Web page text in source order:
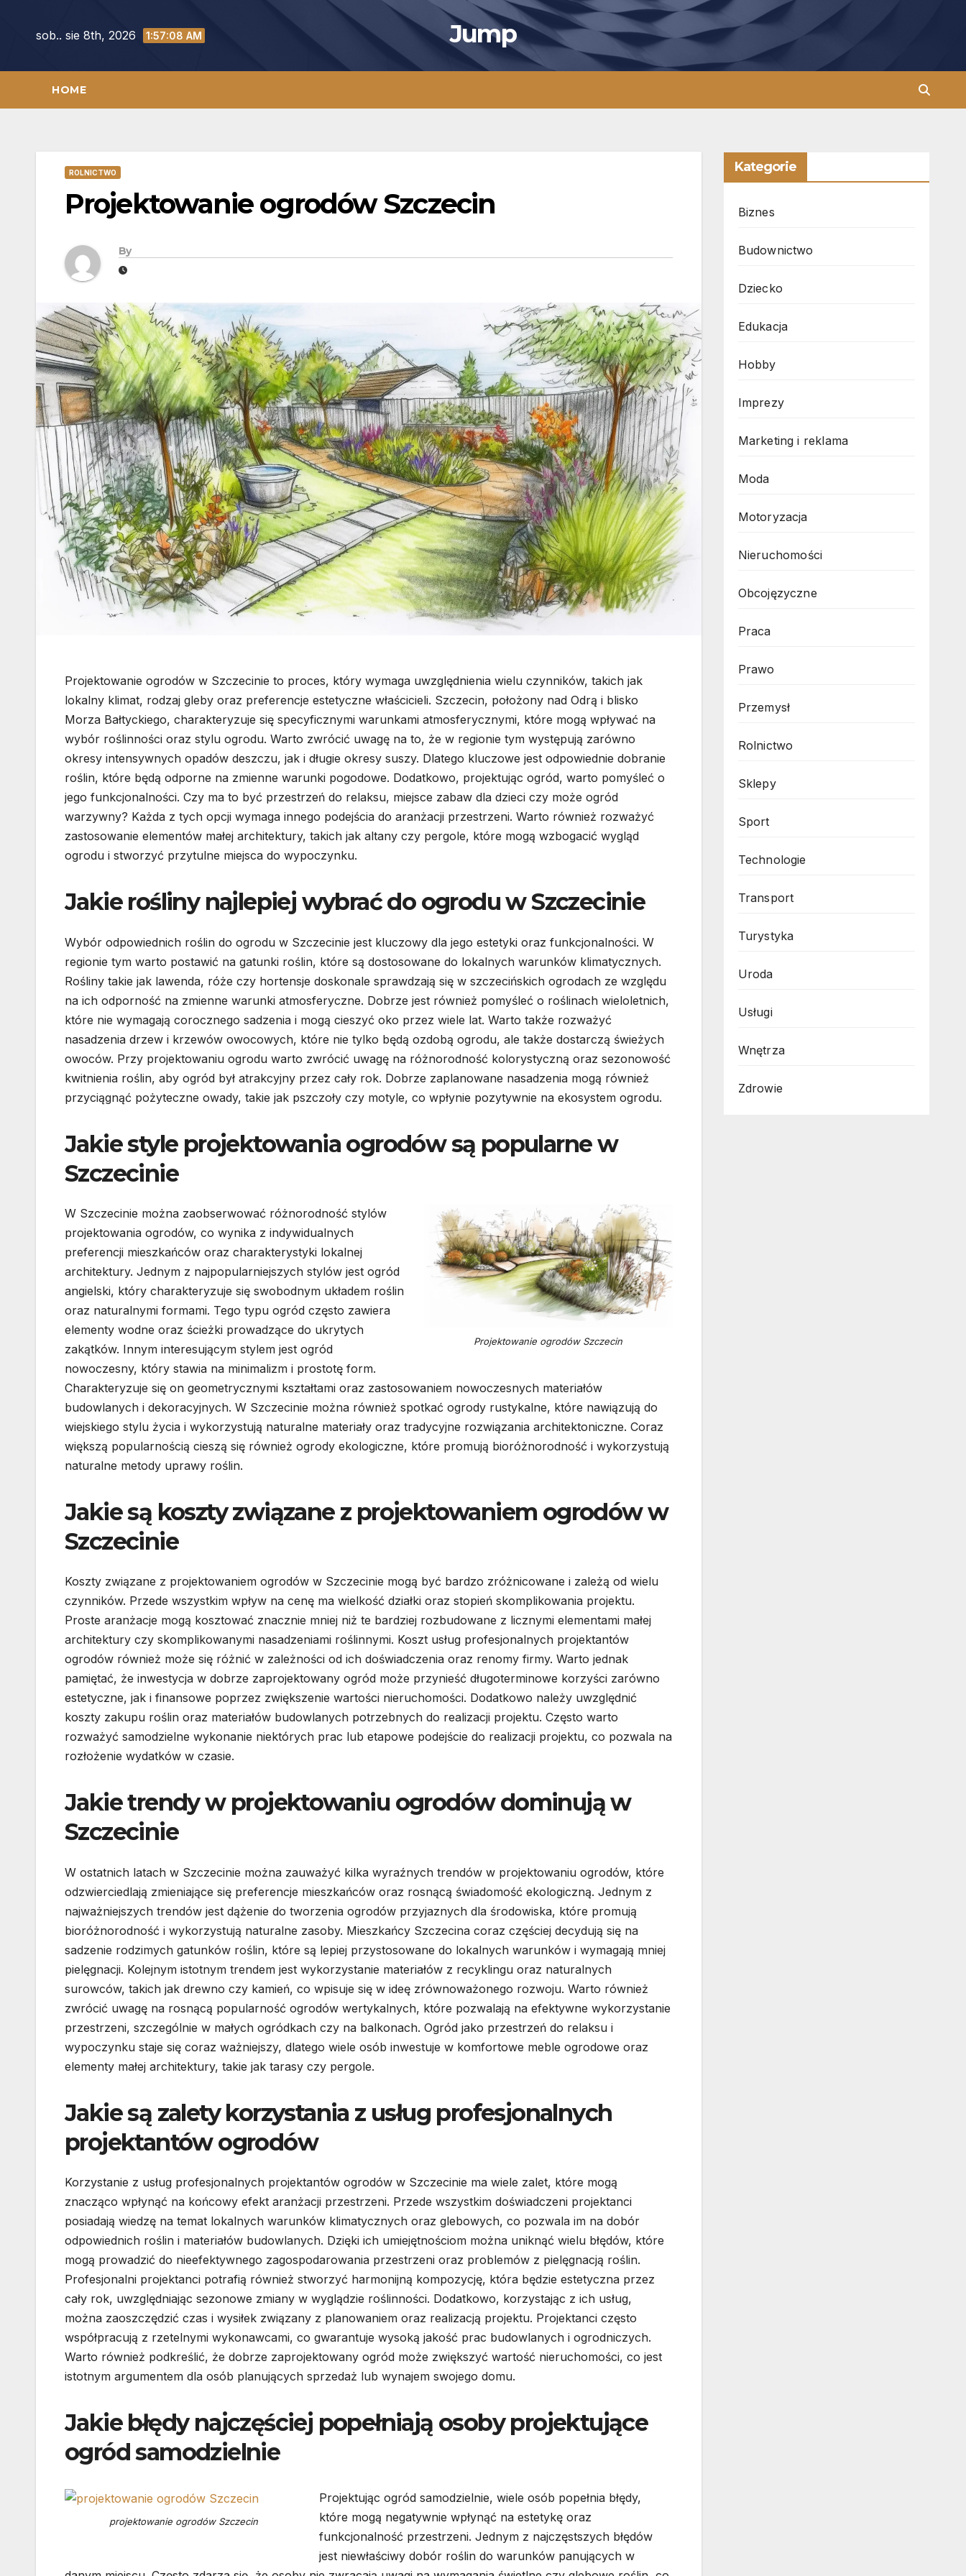
sob.. sie 8th, 2026 1:57:09 AM Jump
HOME
ROLNICTWO
Projektowanie ogrodów Szczecin
By
Projektowanie ogrodów w Szczecinie to proces, który wymaga uwzględnienia wielu czynników, takich jak
lokalny klimat, rodzaj gleby oraz preferencje estetyczne właścicieli. Szczecin, położony nad Odrą i blisko
Morza Bałtyckiego, charakteryzuje się specyficznymi warunkami atmosferycznymi, które mogą wpływać na
wybór roślinności oraz stylu ogrodu. Warto zwrócić uwagę na to, że w regionie tym występują zarówno
okresy intensywnych opadów deszczu, jak i długie okresy suszy. Dlatego kluczowe jest odpowiednie dobranie
roślin, które będą odporne na zmienne warunki pogodowe. Dodatkowo, projektując ogród, warto pomyśleć o
jego funkcjonalności. Czy ma to być przestrzeń do relaksu, miejsce zabaw dla dzieci czy może ogród
warzywny? Każda z tych opcji wymaga innego podejścia do aranżacji przestrzeni. Warto również rozważyć
zastosowanie elementów małej architektury, takich jak altany czy pergole, które mogą wzbogacić wygląd
ogrodu i stworzyć przytulne miejsca do wypoczynku.
Jakie rośliny najlepiej wybrać do ogrodu w Szczecinie
Wybór odpowiednich roślin do ogrodu w Szczecinie jest kluczowy dla jego estetyki oraz funkcjonalności. W
regionie tym warto postawić na gatunki roślin, które są dostosowane do lokalnych warunków klimatycznych.
Rośliny takie jak lawenda, róże czy hortensje doskonale sprawdzają się w szczecińskich ogrodach ze względu
na ich odporność na zmienne warunki atmosferyczne. Dobrze jest również pomyśleć o roślinach wieloletnich,
które nie wymagają corocznego sadzenia i mogą cieszyć oko przez wiele lat. Warto także rozważyć
nasadzenia drzew i krzewów owocowych, które nie tylko będą ozdobą ogrodu, ale także dostarczą świeżych
owoców. Przy projektowaniu ogrodu warto zwrócić uwagę na różnorodność kolorystyczną oraz sezonowość
kwitnienia roślin, aby ogród był atrakcyjny przez cały rok. Dobrze zaplanowane nasadzenia mogą również
przyciągnąć pożyteczne owady, takie jak pszczoły czy motyle, co wpłynie pozytywnie na ekosystem ogrodu.
Jakie style projektowania ogrodów są popularne w
Szczecinie
Projektowanie ogrodów Szczecin
W Szczecinie można zaobserwować różnorodność stylów
projektowania ogrodów, co wynika z indywidualnych
preferencji mieszkańców oraz charakterystyki lokalnej
architektury. Jednym z najpopularniejszych stylów jest ogród
angielski, który charakteryzuje się swobodnym układem roślin
oraz naturalnymi formami. Tego typu ogród często zawiera
elementy wodne oraz ścieżki prowadzące do ukrytych
zakątków. Innym interesującym stylem jest ogród
nowoczesny, który stawia na minimalizm i prostotę form.
Charakteryzuje się on geometrycznymi kształtami oraz zastosowaniem nowoczesnych materiałów
budowlanych i dekoracyjnych. W Szczecinie można również spotkać ogrody rustykalne, które nawiązują do
wiejskiego stylu życia i wykorzystują naturalne materiały oraz tradycyjne rozwiązania architektoniczne. Coraz
większą popularnością cieszą się również ogrody ekologiczne, które promują bioróżnorodność i wykorzystują
naturalne metody uprawy roślin.
Jakie są koszty związane z projektowaniem ogrodów w
Szczecinie
Koszty związane z projektowaniem ogrodów w Szczecinie mogą być bardzo zróżnicowane i zależą od wielu
czynników. Przede wszystkim wpływ na cenę ma wielkość działki oraz stopień skomplikowania projektu.
Proste aranżacje mogą kosztować znacznie mniej niż te bardziej rozbudowane z licznymi elementami małej
architektury czy skomplikowanymi nasadzeniami roślinnymi. Koszt usług profesjonalnych projektantów
ogrodów również może się różnić w zależności od ich doświadczenia oraz renomy firmy. Warto jednak
pamiętać, że inwestycja w dobrze zaprojektowany ogród może przynieść długoterminowe korzyści zarówno
estetyczne, jak i finansowe poprzez zwiększenie wartości nieruchomości. Dodatkowo należy uwzględnić
koszty zakupu roślin oraz materiałów budowlanych potrzebnych do realizacji projektu. Często warto
rozważyć samodzielne wykonanie niektórych prac lub etapowe podejście do realizacji projektu, co pozwala na
rozłożenie wydatków w czasie.
Jakie trendy w projektowaniu ogrodów dominują w
Szczecinie
W ostatnich latach w Szczecinie można zauważyć kilka wyraźnych trendów w projektowaniu ogrodów, które
odzwierciedlają zmieniające się preferencje mieszkańców oraz rosnącą świadomość ekologiczną. Jednym z
najważniejszych trendów jest dążenie do tworzenia ogrodów przyjaznych dla środowiska, które promują
bioróżnorodność i wykorzystują naturalne zasoby. Mieszkańcy Szczecina coraz częściej decydują się na
sadzenie rodzimych gatunków roślin, które są lepiej przystosowane do lokalnych warunków i wymagają mniej
pielęgnacji. Kolejnym istotnym trendem jest wykorzystanie materiałów z recyklingu oraz naturalnych
surowców, takich jak drewno czy kamień, co wpisuje się w ideę zrównoważonego rozwoju. Warto również
zwrócić uwagę na rosnącą popularność ogrodów wertykalnych, które pozwalają na efektywne wykorzystanie
przestrzeni, szczególnie w małych ogródkach czy na balkonach. Ogród jako przestrzeń do relaksu i
wypoczynku staje się coraz ważniejszy, dlatego wiele osób inwestuje w komfortowe meble ogrodowe oraz
elementy małej architektury, takie jak tarasy czy pergole.
Jakie są zalety korzystania z usług profesjonalnych
projektantów ogrodów
Korzystanie z usług profesjonalnych projektantów ogrodów w Szczecinie ma wiele zalet, które mogą
znacząco wpłynąć na końcowy efekt aranżacji przestrzeni. Przede wszystkim doświadczeni projektanci
posiadają wiedzę na temat lokalnych warunków klimatycznych oraz glebowych, co pozwala im na dobór
odpowiednich roślin i materiałów budowlanych. Dzięki ich umiejętnościom można uniknąć wielu błędów, które
mogą prowadzić do nieefektywnego zagospodarowania przestrzeni oraz problemów z pielęgnacją roślin.
Profesjonalni projektanci potrafią również stworzyć harmonijną kompozycję, która będzie estetyczna przez
cały rok, uwzględniając sezonowe zmiany w wyglądzie roślinności. Dodatkowo, korzystając z ich usług,
można zaoszczędzić czas i wysiłek związany z planowaniem oraz realizacją projektu. Projektanci często
współpracują z rzetelnymi wykonawcami, co gwarantuje wysoką jakość prac budowlanych i ogrodniczych.
Warto również podkreślić, że dobrze zaprojektowany ogród może zwiększyć wartość nieruchomości, co jest
istotnym argumentem dla osób planujących sprzedaż lub wynajem swojego domu.
Jakie błędy najczęściej popełniają osoby projektujące
ogród samodzielnie
projektowanie ogrodów Szczecin
Projektując ogród samodzielnie, wiele osób popełnia błędy,
które mogą negatywnie wpłynąć na estetykę oraz
funkcjonalność przestrzeni. Jednym z najczęstszych błędów
jest niewłaściwy dobór roślin do warunków panujących w
Kategorie
Biznes
Budownictwo
Dziecko
Edukacja
Hobby
Imprezy
Marketing i reklama
Moda
Motoryzacja
Nieruchomości
Obcojęzyczne
Praca
Prawo
Przemysł
Rolnictwo
Sklepy
Sport
Technologie
Transport
Turystyka
Uroda
Usługi
Wnętrza
Zdrowie